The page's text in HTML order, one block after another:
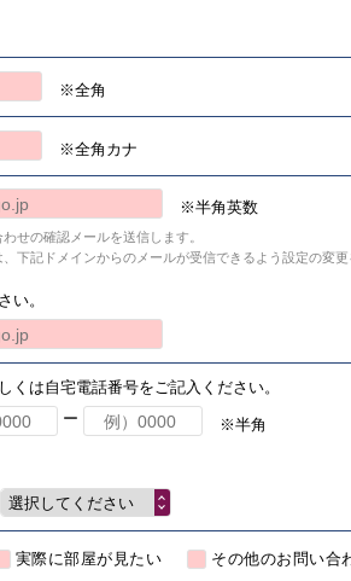
※全角
※全角カナ
※半角英数
せの確認メールを送信します。
下記ドメインからのメールが受信できるよう設定の変更
い。
くは自宅電話番号をご記入ください。
ー ※半角
選択してください
実際に部屋が見たい その他のお問い合